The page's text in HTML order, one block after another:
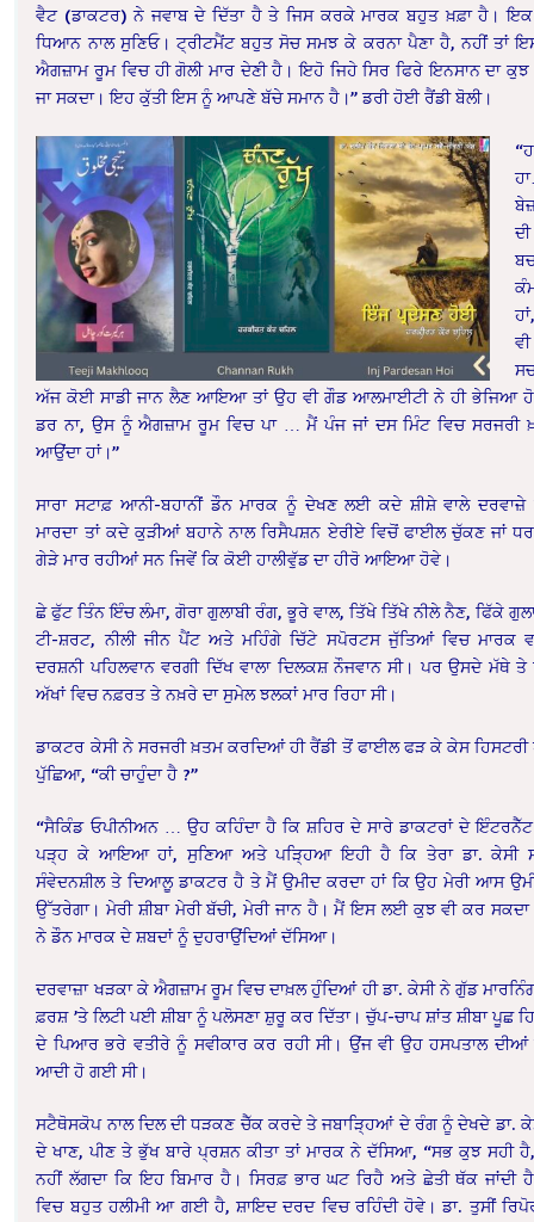
ਵੈਟ (ਡਾਕਟਰ) ਨੇ ਜਵਾਬ ਦੇ ਦਿੱਤਾ ਹੈ ਤੇ ਜਿਸ ਕਰਕੇ ਮਾਰਕ ਬਹੁਤ ਖ਼ਫ਼ਾ ਹੈ।
ਧਿਆਨ ਨਾਲ ਸੁਣਿਓ। ਟ੍ਰੀਟਮੈਂਟ ਬਹੁਤ ਸੋਚ ਸਮਝ ਕੇ ਕਰਨਾ ਪੈਣਾ ਹੈ, ਨਹੀਂ ਤਾਂ
ਐਗਜ਼ਾਮ ਰੂਮ ਵਿਚ ਹੀ ਗੋਲੀ ਮਾਰ ਦੇਣੀ ਹੈ। ਇਹੋ ਜਿਹੇ ਸਿਰ ਫਿਰੇ ਇਨਸਾਨ ਦਾ ਕੁਝ
ਜਾ ਸਕਦਾ। ਇਹ ਕੁੱਤੀ ਇਸ ਨੂੰ ਆਪਣੇ ਬੱਚੇ ਸਮਾਨ ਹੈ।” ਡਰੀ ਹੋਈ ਰੈਂਡੀ ਬੋਲੀ।
ਅੱਜ ਕੋਈ ਸਾਡੀ ਜਾਨ ਲੈਣ ਆਇਆ ਤਾਂ ਉਹ ਵੀ ਗੌਡ ਆਲਮਾਈਟੀ ਨੇ ਹੀ ਭੇਜਿਆ
ਡਰ ਨਾ, ਉਸ ਨੂੰ ਐਗਜ਼ਾਮ ਰੂਮ ਵਿਚ ਪਾ … ਮੈਂ ਪੰਜ ਜਾਂ ਦਸ ਮਿੰਟ ਵਿਚ ਸਰਜਰੀ
ਆਉਂਦਾ ਹਾਂ।”
ਸਾਰਾ ਸਟਾਫ਼ ਆਨੀ-ਬਹਾਨੀਂ ਡੌਨ ਮਾਰਕ ਨੂੰ ਦੇਖਣ ਲਈ ਕਦੇ ਸ਼ੀਸ਼ੇ ਵਾਲੇ ਦਰਵਾਜ਼ੇ
ਮਾਰਦਾ ਤਾਂ ਕਦੇ ਕੁੜੀਆਂ ਬਹਾਨੇ ਨਾਲ ਰਿਸੈਪਸ਼ਨ ਏਰੀਏ ਵਿਚੋਂ ਫਾਈਲ ਚੁੱਕਣ ਜਾਂ
ਗੇੜੇ ਮਾਰ ਰਹੀਆਂ ਸਨ ਜਿਵੇਂ ਕਿ ਕੋਈ ਹਾਲੀਵੁੱਡ ਦਾ ਹੀਰੋ ਆਇਆ ਹੋਵੇ।
ਛੇ ਫੁੱਟ ਤਿੰਨ ਇੰਚ ਲੰਮਾ, ਗੋਰਾ ਗੁਲਾਬੀ ਰੰਗ, ਭੂਰੇ ਵਾਲ, ਤਿੱਖੇ ਤਿੱਖੇ ਨੀਲੇ ਨੈਣ, ਫਿੱਕੇ
ਟੀ-ਸ਼ਰਟ, ਨੀਲੀ ਜੀਨ ਪੈਂਟ ਅਤੇ ਮਹਿੰਗੇ ਚਿੱਟੇ ਸਪੋਰਟਸ ਜੁੱਤਿਆਂ ਵਿਚ ਮਾਰਕ
ਦਰਸ਼ਨੀ ਪਹਿਲਵਾਨ ਵਰਗੀ ਦਿੱਖ ਵਾਲਾ ਦਿਲਕਸ਼ ਨੌਜਵਾਨ ਸੀ। ਪਰ ਉਸਦੇ ਮੱਥੇ
ਅੱਖਾਂ ਵਿਚ ਨਫ਼ਰਤ ਤੇ ਨਖ਼ਰੇ ਦਾ ਸੁਮੇਲ ਝਲਕਾਂ ਮਾਰ ਰਿਹਾ ਸੀ।
ਡਾਕਟਰ ਕੇਸੀ ਨੇ ਸਰਜਰੀ ਖ਼ਤਮ ਕਰਦਿਆਂ ਹੀ ਰੈਂਡੀ ਤੋਂ ਫਾਈਲ ਫੜ ਕੇ ਕੇਸ
ਪੁੱਛਿਆ, “ਕੀ ਚਾਹੁੰਦਾ ਹੈ ?”
“ਸੈਕਿੰਡ ਓਪੀਨੀਅਨ … ਉਹ ਕਹਿੰਦਾ ਹੈ ਕਿ ਸ਼ਹਿਰ ਦੇ ਸਾਰੇ ਡਾਕਟਰਾਂ ਦੇ
ਪੜ੍ਹ ਕੇ ਆਇਆ ਹਾਂ, ਸੁਣਿਆ ਅਤੇ ਪੜ੍ਹਿਆ ਇਹੀ ਹੈ ਕਿ ਤੇਰਾ ਡਾ. ਕੇਸੀ
ਸੰਵੇਦਨਸ਼ੀਲ ਤੇ ਦਿਆਲੂ ਡਾਕਟਰ ਹੈ ਤੇ ਮੈਂ ਉਮੀਦ ਕਰਦਾ ਹਾਂ ਕਿ ਉਹ ਮੇਰੀ ਆਸ
ਉੱਤਰੇਗਾ। ਮੇਰੀ ਸ਼ੀਬਾ ਮੇਰੀ ਬੱਚੀ, ਮੇਰੀ ਜਾਨ ਹੈ। ਮੈਂ ਇਸ ਲਈ ਕੁਝ ਵੀ ਕਰ ਸਕਦਾ
ਨੇ ਡੌਨ ਮਾਰਕ ਦੇ ਸ਼ਬਦਾਂ ਨੂੰ ਦੁਹਰਾਉਂਦਿਆਂ ਦੱਸਿਆ।
ਦਰਵਾਜ਼ਾ ਖੜਕਾ ਕੇ ਐਗਜ਼ਾਮ ਰੂਮ ਵਿਚ ਦਾਖ਼ਲ ਹੁੰਦਿਆਂ ਹੀ ਡਾ. ਕੇਸੀ ਨੇ ਗੁੱਡ
ਫ਼ਰਸ਼ ’ਤੇ ਲਿਟੀ ਪਈ ਸ਼ੀਬਾ ਨੂੰ ਪਲੋਸਣਾ ਸ਼ੁਰੂ ਕਰ ਦਿੱਤਾ। ਚੁੱਪ-ਚਾਪ ਸ਼ਾਂਤ ਸ਼ੀਬਾ ਪੂਛ
ਦੇ ਪਿਆਰ ਭਰੇ ਵਤੀਰੇ ਨੂੰ ਸਵੀਕਾਰ ਕਰ ਰਹੀ ਸੀ। ਉਂਜ ਵੀ ਉਹ ਹਸਪਤਾਲ ਦੀਆਂ
ਆਦੀ ਹੋ ਗਈ ਸੀ।
ਸਟੈਥੋਸਕੋਪ ਨਾਲ ਦਿਲ ਦੀ ਧੜਕਣ ਚੈੱਕ ਕਰਦੇ ਤੇ ਜਬਾੜ੍ਹਿਆਂ ਦੇ ਰੰਗ ਨੂੰ ਦੇਖਦੇ ਡਾ.
ਦੇ ਖਾਣ, ਪੀਣ ਤੇ ਭੁੱਖ ਬਾਰੇ ਪ੍ਰਸ਼ਨ ਕੀਤਾ ਤਾਂ ਮਾਰਕ ਨੇ ਦੱਸਿਆ, “ਸਭ ਕੁਝ ਸਹੀ
ਨਹੀਂ ਲੱਗਦਾ ਕਿ ਇਹ ਬਿਮਾਰ ਹੈ। ਸਿਰਫ਼ ਭਾਰ ਘਟ ਰਿਹੈ ਅਤੇ ਛੇਤੀ ਥੱਕ ਜਾਂਦੀ
ਵਿਚ ਬਹੁਤ ਹਲੀਮੀ ਆ ਗਈ ਹੈ, ਸ਼ਾਇਦ ਦਰਦ ਵਿਚ ਰਹਿੰਦੀ ਹੋਵੇ। ਡਾ. ਤੁਸੀਂ